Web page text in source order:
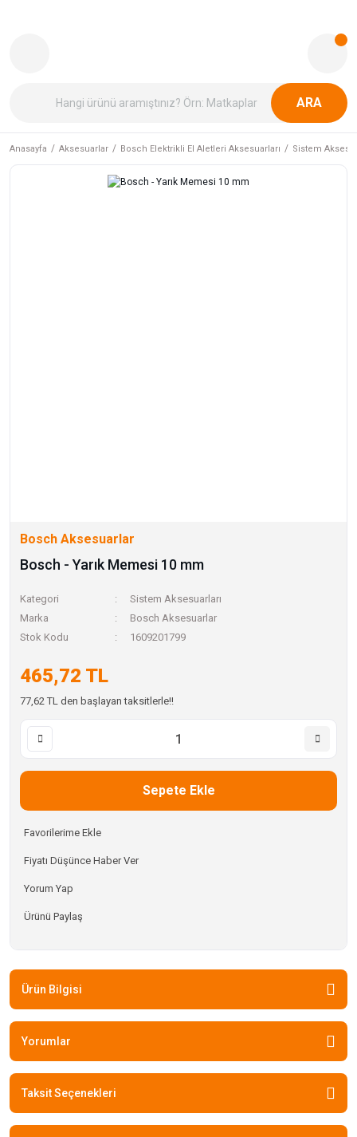
ARA
Anasayfa Aksesuarlar Bosch Elektrikli El Aletleri Aksesuarları Sistem
Bosch Aksesuarlar
Bosch - Yarık Memesi 10 mm
Kategori
Sistem Aksesuarları
Marka
Bosch Aksesuarlar
Stok Kodu
1609201799
465,72 TL
77,62 TL den başlayan taksitlerle!!
Sepete Ekle
Fiyatı Düşünce Haber Ver
Yorum Yap
Ürünü Paylaş
Ürün Bilgisi
Yorumlar
Taksit Seçenekleri